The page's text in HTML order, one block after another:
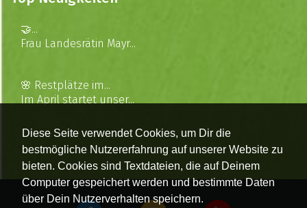
Diese Seite verwendet Cookies, um Dir die
bestmögliche Nutzererfahrung auf unserer Website zu
bieten. Cookies sind Textdateien, die auf Deinem
Computer gespeichert werden und bestimmte Daten
über Dein Nutzerverhalten speichern.
🤝...
Frau Landesrätin Mayr...
🌸 Restplätze im...
Im April startet unser...